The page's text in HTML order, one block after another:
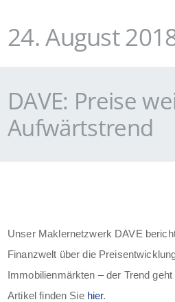
24. August
DAVE: Preise
Aufwärtstrend
Unser Maklernetzwerk DAVE
Finanzwelt über die
Immobilienmärkten – der Trend
Artikel finden Sie hier.